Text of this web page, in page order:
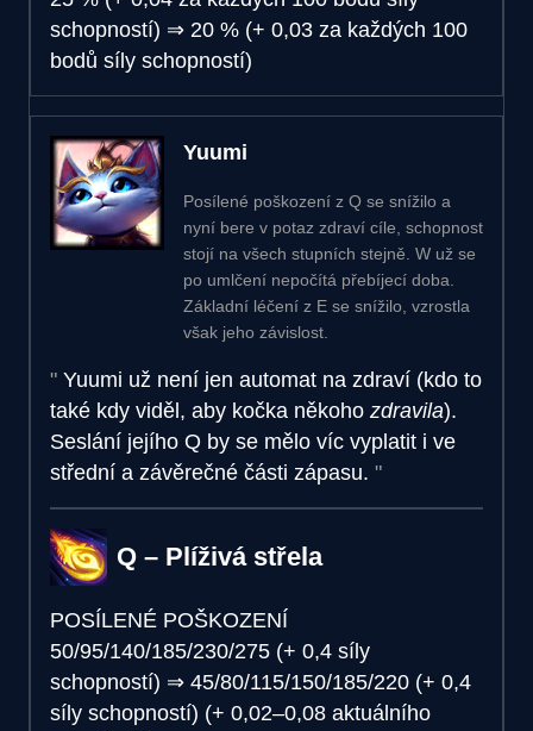
schopností) ⇒ 20 % (+ 0,03 za každých 100
bodů síly schopností)
Yuumi
Posílené poškození z Q se snížilo a
nyní bere v potaz zdraví cíle, schopnost
stojí na všech stupních stejně. W už se
po umlčení nepočítá přebíjecí doba.
Základní léčení z E se snížilo, vzrostla
však jeho závislost.
Yuumi už není jen automat na zdraví (kdo to
také kdy viděl, aby kočka někoho zdravila).
Seslání jejího Q by se mělo víc vyplatit i ve
střední a závěrečné části zápasu.
Q – Plíživá střela
POSÍLENÉ POŠKOZENÍ
50/95/140/185/230/275 (+ 0,4 síly
schopností) ⇒ 45/80/115/150/185/220 (+ 0,4
síly schopností) (+ 0,02–0,08 aktuálního